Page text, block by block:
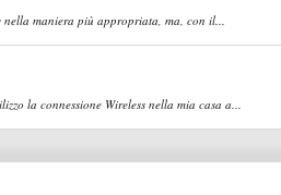
nella maniera più appropriata, ma, con il...
la connessione Wireless nella mia casa a...